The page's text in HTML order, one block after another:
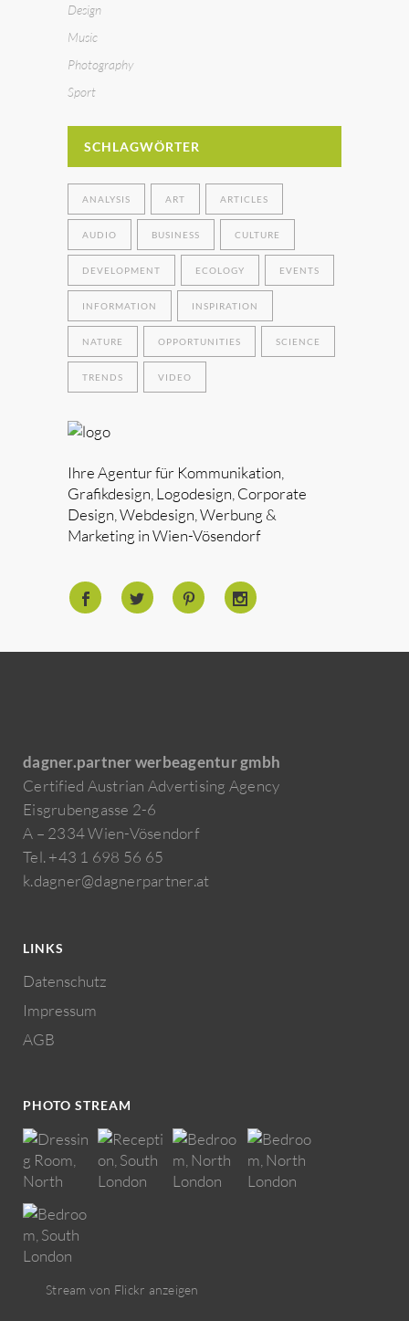
Design
Music
Photography
Sport
SCHLAGWÖRTER
ANALYSIS ART ARTICLES
AUDIO BUSINESS CULTURE
DEVELOPMENT ECOLOGY EVENTS
INFORMATION INSPIRATION
NATURE OPPORTUNITIES SCIENCE
TRENDS VIDEO
Ihre Agentur für Kommunikation,
Grafikdesign, Logodesign, Corporate
Design, Webdesign, Werbung &
Marketing in Wien-Vösendorf
dagner.partner werbeagentur gmbh
Certified Austrian Advertising Agency
Eisgrubengasse 2-6
A – 2334 Wien-Vösendorf
Tel. +43 1 698 56 65
k.dagner@dagnerpartner.at
LINKS
Datenschutz
Impressum
AGB
PHOTO STREAM
Stream von Flickr anzeigen